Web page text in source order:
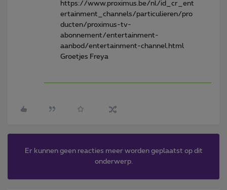
https://www.proximus.be/nl/id_cr_ent
ertainment_channels/particulieren/pro
ducten/proximus-tv-
abonnement/entertainment-
aanbod/entertainment-channel.html
Groetjes Freya
Er kunnen geen reacties meer worden geplaatst op dit
onderwerp.